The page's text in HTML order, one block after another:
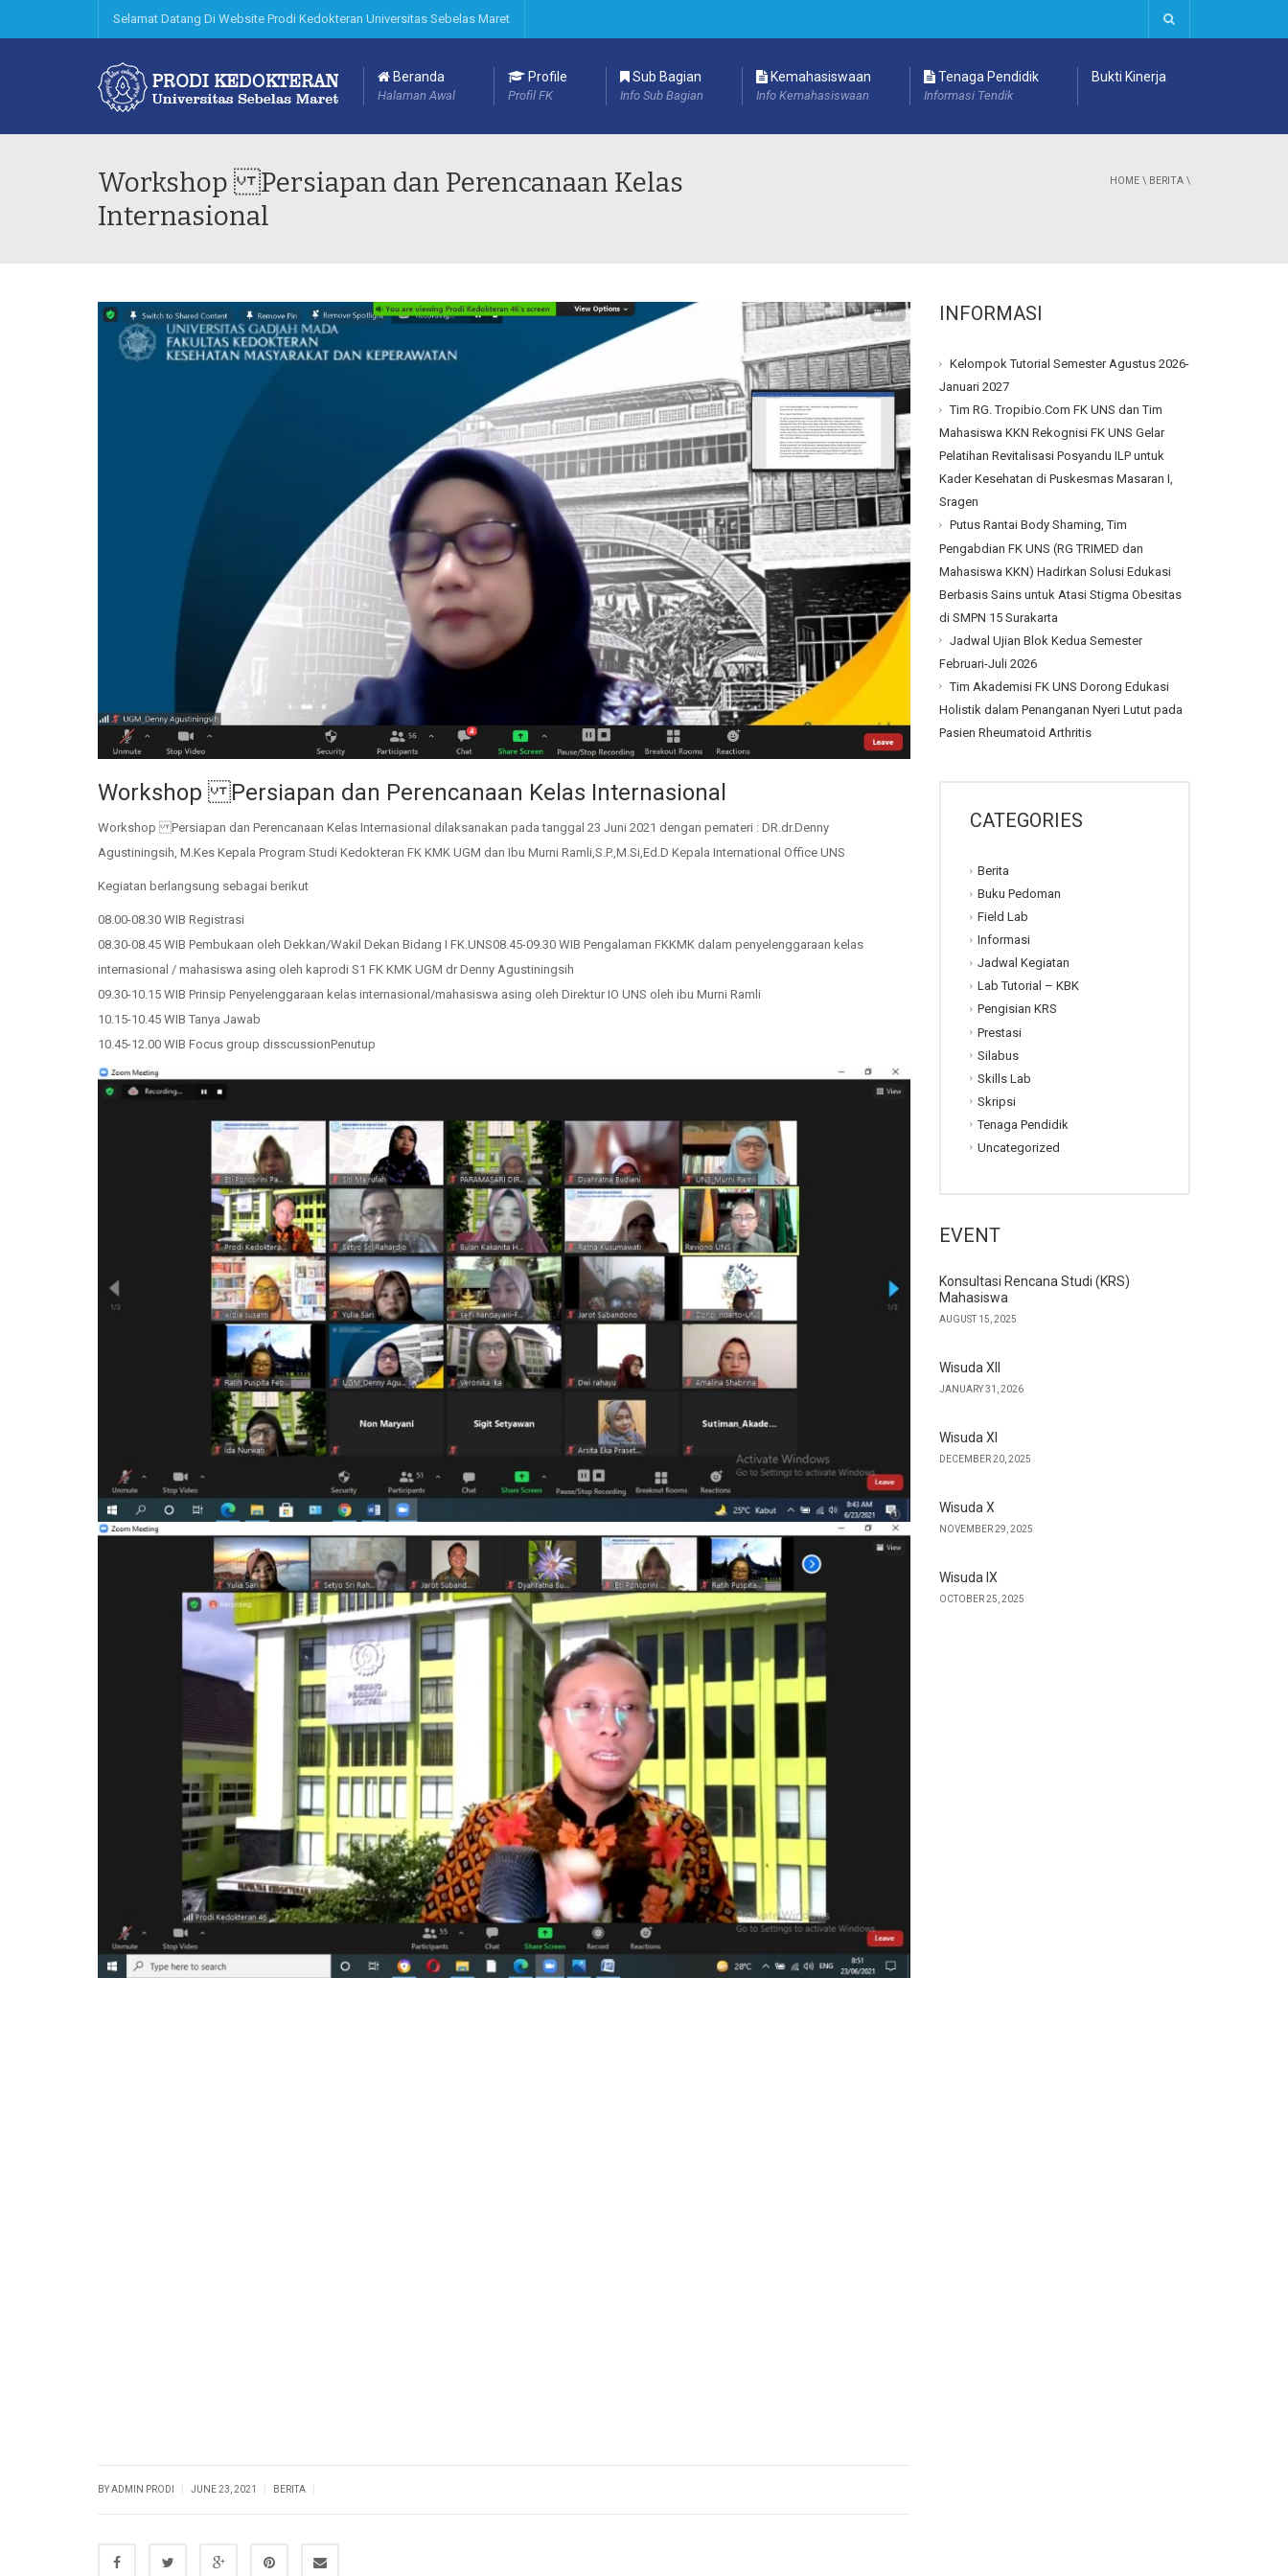
Selamat Datang Di Website Prodi Kedokteran Universitas Sebelas Maret
Beranda
Halaman Awal
Profile
Profil FK
Sub Bagian
Info Sub Bagian
Kemahasiswaan
Info Kemahasiswaan
Tenaga Pendidik
Informasi Tendik
Bukti Kinerja
Workshop Persiapan dan Perencanaan Kelas
Internasional
HOME \ BERITA \
Workshop Persiapan dan Perencanaan Kelas Internasional
Workshop Persiapan dan Perencanaan Kelas Internasional dilaksanakan pada tanggal 23 Juni 2021 dengan pemateri : DR.dr.Denny
Agustiningsih, M.Kes Kepala Program Studi Kedokteran FK KMK UGM dan Ibu Murni Ramli,S.P.,M.Si,Ed.D Kepala International Office UNS
Kegiatan berlangsung sebagai berikut
08.00-08.30 WIB Registrasi
08.30-08.45 WIB Pembukaan oleh Dekkan/Wakil Dekan Bidang I FK.UNS08.45-09.30 WIB Pengalaman FKKMK dalam penyelenggaraan kelas
internasional / mahasiswa asing oleh kaprodi S1 FK KMK UGM dr Denny Agustiningsih
09.30-10.15 WIB Prinsip Penyelenggaraan kelas internasional/mahasiswa asing oleh Direktur IO UNS oleh ibu Murni Ramli
10.15-10.45 WIB Tanya Jawab
10.45-12.00 WIB Focus group disscussionPenutup
BY ADMIN PRODI JUNE 23, 2021 BERITA
INFORMASI
Kelompok Tutorial Semester Agustus 2026-
Januari 2027
Tim RG. Tropibio.Com FK UNS dan Tim
Mahasiswa KKN Rekognisi FK UNS Gelar
Pelatihan Revitalisasi Posyandu ILP untuk
Kader Kesehatan di Puskesmas Masaran I,
Sragen
Putus Rantai Body Shaming, Tim
Pengabdian FK UNS (RG TRIMED dan
Mahasiswa KKN) Hadirkan Solusi Edukasi
Berbasis Sains untuk Atasi Stigma Obesitas
di SMPN 15 Surakarta
Jadwal Ujian Blok Kedua Semester
Februari-Juli 2026
Tim Akademisi FK UNS Dorong Edukasi
Holistik dalam Penanganan Nyeri Lutut pada
Pasien Rheumatoid Arthritis
CATEGORIES
Berita
Buku Pedoman
Field Lab
Informasi
Jadwal Kegiatan
Lab Tutorial – KBK
Pengisian KRS
Prestasi
Silabus
Skills Lab
Skripsi
Tenaga Pendidik
Uncategorized
EVENT
Konsultasi Rencana Studi (KRS)
Mahasiswa
AUGUST 15, 2025
Wisuda XII
JANUARY 31, 2026
Wisuda XI
DECEMBER 20, 2025
Wisuda X
NOVEMBER 29, 2025
Wisuda IX
OCTOBER 25, 2025